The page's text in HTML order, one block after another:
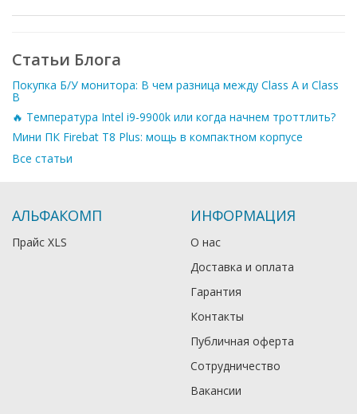
Статьи Блога
Покупка Б/У монитора: В чем разница между Class A и Class
B
🔥 Температура Intel i9-9900k или когда начнем троттлить?
Мини ПК Firebat T8 Plus: мощь в компактном корпусе
Все статьи
АЛЬФАКОМП
Прайс XLS
ИНФОРМАЦИЯ
О нас
Доставка и оплата
Гарантия
Контакты
Публичная оферта
Сотрудничество
Вакансии